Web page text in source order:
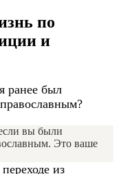
по
и
ранее был
вы были
Это ваше
из